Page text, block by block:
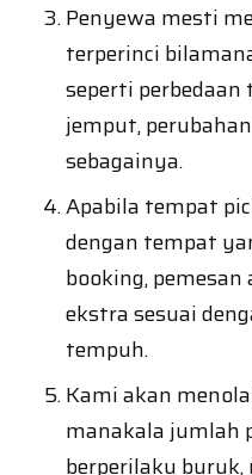
Penyewa mesti
terperinci
seperti
jemput,
sebagainya.
Apabila tempat
dengan tempat
booking,
ekstra sesuai
tempuh.
Kami akan
manakala jumlah
berperilaku